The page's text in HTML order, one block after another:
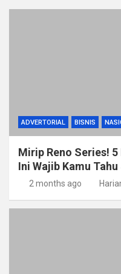
ADVERTORIAL BISNIS
Mirip Reno Series! 5
Ini Wajib Kamu
2 months ago